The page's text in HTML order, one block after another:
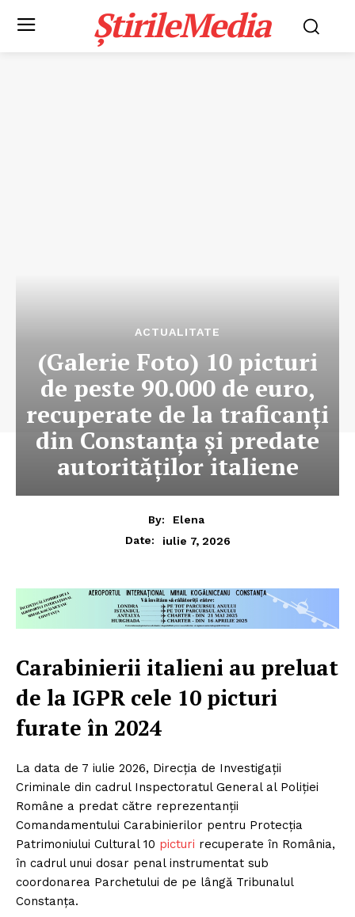
ȘtirileMedia
ACTUALITATE
(Galerie Foto) 10 picturi
de peste 90.000 de euro,
recuperate de la traficanți
din Constanța și predate
autorităților italiene
By:
Elena
Date:
iulie 7, 2026
Carabinierii italieni au preluat
de la IGPR cele 10 picturi
furate în 2024
La data de 7 iulie 2026, Direcția de Investigații
Criminale din cadrul Inspectoratul General al Poliției
Române a predat către reprezentanții
Comandamentului Carabinierilor pentru Protecția
Patrimoniului Cultural 10 picturi recuperate în România,
în cadrul unui dosar penal instrumentat sub
coordonarea Parchetului de pe lângă Tribunalul
Constanța.